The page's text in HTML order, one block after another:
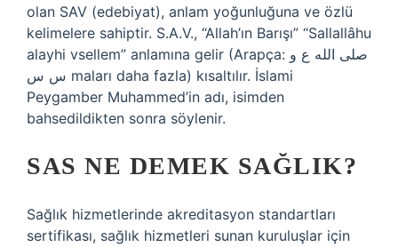
olan SAV (edebiyat), anlam yoğunluğuna ve özlü
kelimelere sahiptir. S.A.V., “Allah’ın Barışı” “Sallallâhu
alayhi vsellem” anlamına gelir (Arapça: صلى الله ع و
س س maları daha fazla) kısaltılır. İslami
Peygamber Muhammed’in adı, isimden
bahsedildikten sonra söylenir.
SAS NE DEMEK SAĞLIK?
Sağlık hizmetlerinde akreditasyon standartları
sertifikası, sağlık hizmetleri sunan kuruluşlar için